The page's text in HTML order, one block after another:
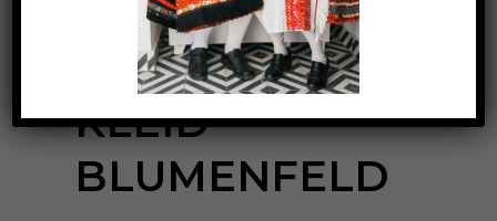
EXKLUSIVES
KLEID –
BLUMENFELD